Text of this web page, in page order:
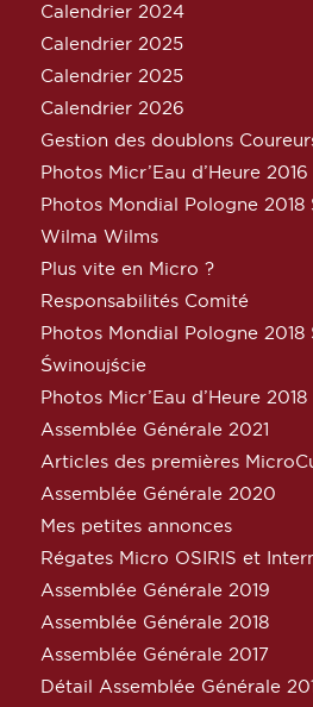
Calendrier 2024
Calendrier 2025
Calendrier 2025
Calendrier 2026
Gestion des doublons
Photos Micr’Eau d’Heure 2016
Photos Mondial Pologne
Wilma Wilms
Plus vite en Micro ?
Responsabilités Comité
Photos Mondial Pologne 2018
Świnoujście
Photos Micr’Eau d’Heure
Assemblée Générale 2021
Articles des premières
Assemblée Générale 2020
Mes petites annonces
Régates Micro OSIRIS et
Assemblée Générale 2019
Assemblée Générale 2018
Assemblée Générale 2017
Détail Assemblée Générale